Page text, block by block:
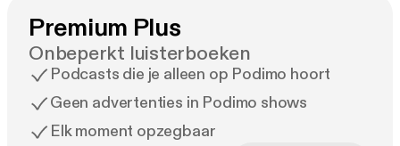
Premium Plus
Onbeperkt luisterboeken
Podcasts die je alleen op Podimo hoort
Geen advertenties in Podimo shows
Elk moment opzegbaar